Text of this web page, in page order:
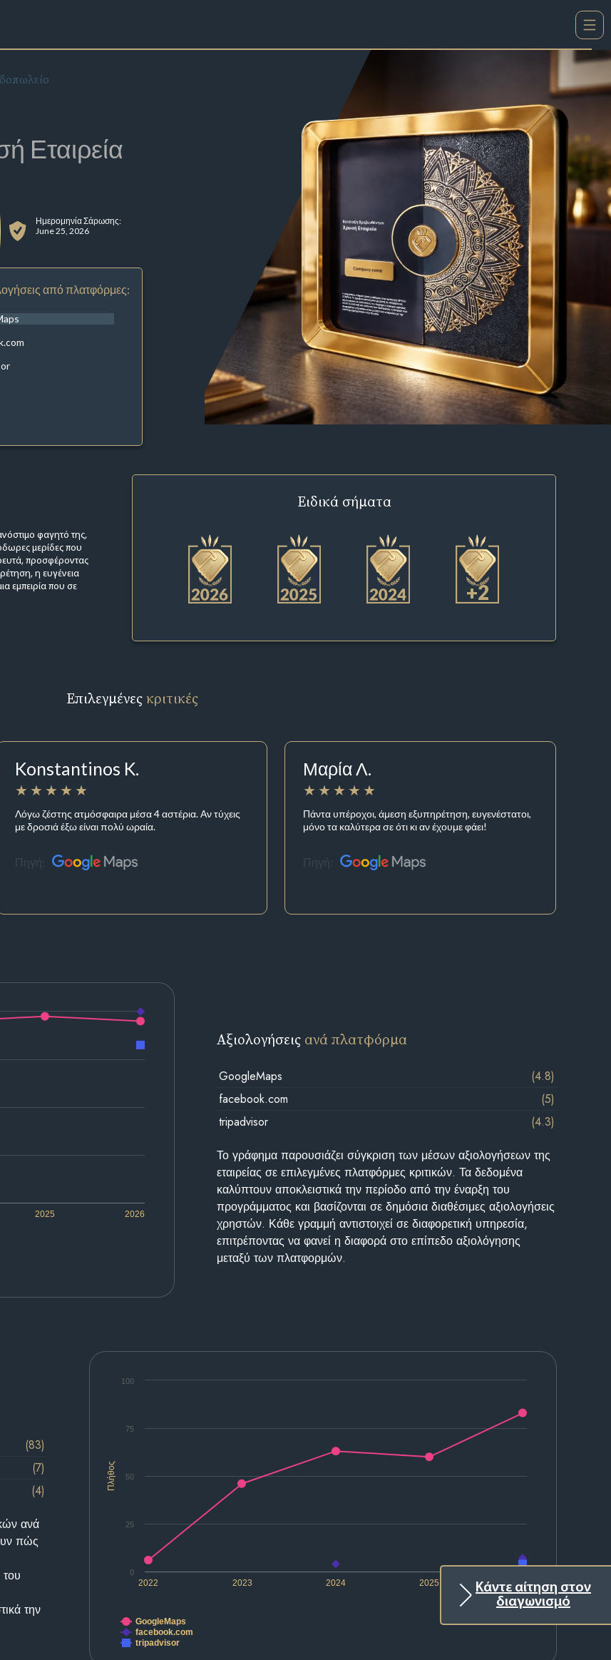
Κάντε αίτηση στον
διαγωνισμό
Εταιρεία
Ημερομηνία Σάρωσης:
June 25, 2026
από πλατφόρμες:
φαγητό της,
μερίδες που
προσφέροντας
η ευγένεια
εμπειρία που σε
Ειδικά σήματα
+2
Επιλεγμένεςκριτικές
Konstantinos K.
Λόγω ζέστης ατμόσφαιρα μέσα 4 αστέρια. Αν τύχεις
με δροσιά έξω είναι πολύ ωραία.
Πηγή:
Μαρία Λ.
Πάντα υπέροχοι, άμεση εξυπηρέτηση, ευγενέστατοι,
μόνο τα καλύτερα σε ότι κι αν έχουμε φάει!
Πηγή:
2025 2026
Αξιολογήσεις ανά πλατφόρμα
GoogleMaps
(4.8)
facebook.com
(5)
tripadvisor
(4.3)
Το γράφημα παρουσιάζει σύγκριση των μέσων αξιολογήσεων της
εταιρείας σε επιλεγμένες πλατφόρμες κριτικών. Τα δεδομένα
καλύπτουν αποκλειστικά την περίοδο από την έναρξη του
προγράμματος και βασίζονται σε δημόσια διαθέσιμες αξιολογήσεις
χρηστών. Κάθε γραμμή αντιστοιχεί σε διαφορετική υπηρεσία,
επιτρέποντας να φανεί η διαφορά στο επίπεδο αξιολόγησης
μεταξύ των πλατφορμών.
Πλήθος
2022 2023 2024 2025 2026
0
100
25
50
75
GoogleMaps
facebook.com
tripadvisor
(83)
(7)
(4)
ανά
πώς
την